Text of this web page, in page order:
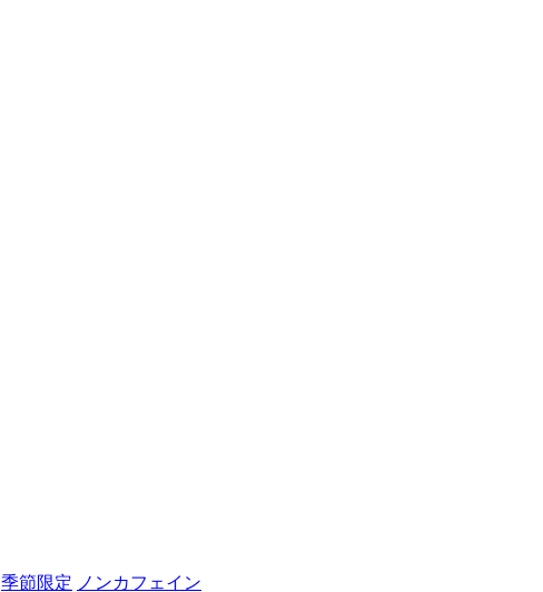
季節限定 ノンカフェイン